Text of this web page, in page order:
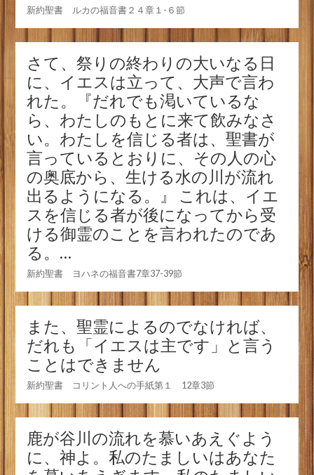
新約聖書 ルカの福音書２４章１-６節
さて、祭りの終わりの大いなる日
に、イエスは立って、大声で言わ
れた。『だれでも渇いているな
ら、わたしのもとに来て飲みなさ
い。わたしを信じる者は、聖書が
言っているとおりに、その人の心
の奥底から、生ける水の川が流れ
出るようになる。』 これは、イエ
スを信じる者が後になってから受
ける御霊のことを言われたのであ
る。…
新約聖書 ヨハネの福音書7章37-39節
また、聖霊によるのでなければ、
だれも「イエスは主です」と言う
ことはできません
新約聖書 コリント人への手紙第１ 12章3節
鹿が谷川の流れを慕いあえぐよう
に、神よ。私のたましいはあなた